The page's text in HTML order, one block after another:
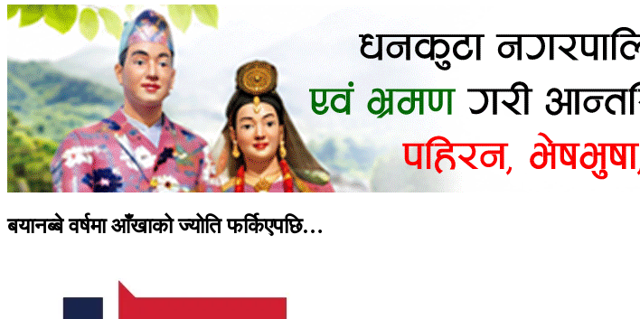
बयानब्बे वर्षमा आँखाको ज्योति फर्किएपछि…